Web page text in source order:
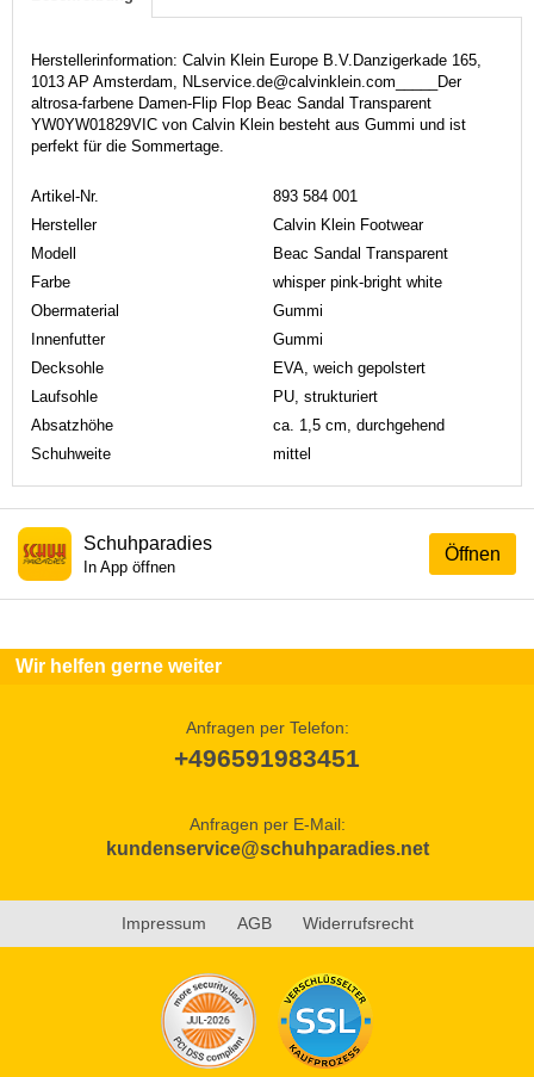
Herstellerinformation: Calvin Klein Europe B.V.Danzigerkade 165,
1013 AP Amsterdam, NLservice.de@calvinklein.com_____Der
altrosa-farbene Damen-Flip Flop Beac Sandal Transparent
YW0YW01829VIC von Calvin Klein besteht aus Gummi und ist
perfekt für die Sommertage.
Artikel-Nr.
893 584 001
Hersteller
Calvin Klein Footwear
Modell
Beac Sandal Transparent
Farbe
whisper pink-bright white
Obermaterial
Gummi
Innenfutter
Gummi
Decksohle
EVA, weich gepolstert
Laufsohle
PU, strukturiert
Absatzhöhe
ca. 1,5 cm, durchgehend
Schuhweite
mittel
Öffnen
Schuhparadies
In App öffnen
Wir helfen gerne weiter
Anfragen per Telefon:
+496591983451
Anfragen per E-Mail:
kundenservice@schuhparadies.net
Impressum AGB Widerrufsrecht